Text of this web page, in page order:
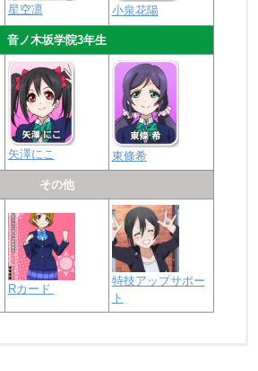
星空凛 小泉花陽
音ノ木坂学院3年生
矢澤にこ 東條希
その他
Rカード
特技アップサポー
ト